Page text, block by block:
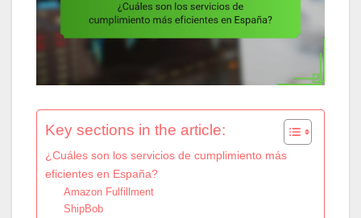
Key sections in the article:
¿Cuáles son los servicios de cumplimiento más
eficientes en España?
Amazon Fulfillment
ShipBob